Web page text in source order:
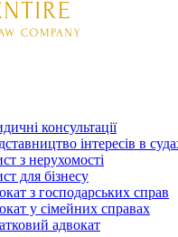
консультації
інтересів в
з нерухомості
для бізнесу
з господарських справ
у сімейних справах
адвокат